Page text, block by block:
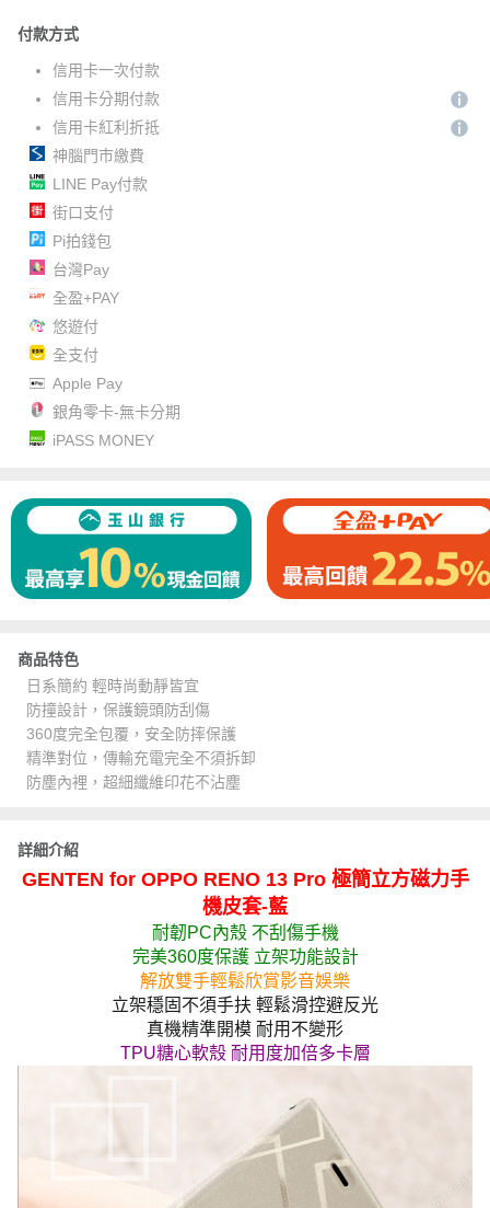
付款方式
信用卡一次付款
信用卡分期付款
信用卡紅利折抵
神腦門市繳費
LINE Pay付款
街口支付
Pi拍錢包
台灣Pay
全盈+PAY
悠遊付
全支付
Apple Pay
銀角零卡-無卡分期
iPASS MONEY
商品特色
日系簡約 輕時尚動靜皆宜
防撞設計，保護鏡頭防刮傷
360度完全包覆，安全防摔保護
精準對位，傳輸充電完全不須拆卸
防塵內裡，超細纖維印花不沾塵
詳細介紹
GENTEN for OPPO RENO 13 Pro 極簡立方磁力手
機皮套-藍
耐韌PC內殼 不刮傷手機
完美360度保護 立架功能設計
解放雙手輕鬆欣賞影音娛樂
立架穩固不須手扶 輕鬆滑控避反光
真機精準開模 耐用不變形
TPU糖心軟殼 耐用度加倍多卡層